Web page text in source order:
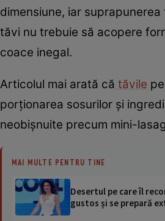
dimensiune, iar
tăvi nu trebuie să acopere
coace inegal.
Articolul mai arată că tăvile
porționarea sosurilor și
neobișnuite precum mini-
MAI MULTE PENTRU TINE
Desertul pe care îl
gustos și se prepară